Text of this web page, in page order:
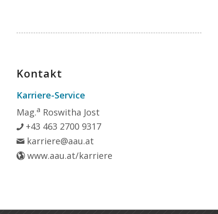
Kontakt
Karriere-Service
Mag.a Roswitha Jost
+43 463 2700 9317
karriere@aau.at
www.aau.at/karriere